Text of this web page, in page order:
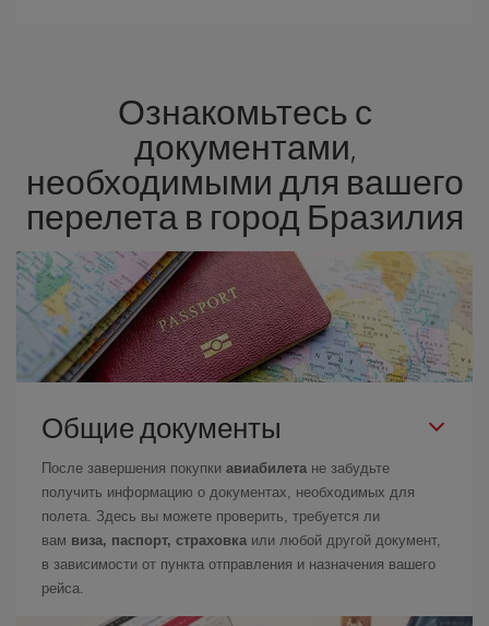
Ознакомьтесь с
документами,
необходимыми для вашего
перелета в город Бразилия
Общие документы
После завершения покупки авиабилета не забудьте
получить информацию о документах, необходимых для
полета. Здесь вы можете проверить, требуется ли
вам виза, паспорт, страховка или любой другой документ,
в зависимости от пункта отправления и назначения вашего
рейса.